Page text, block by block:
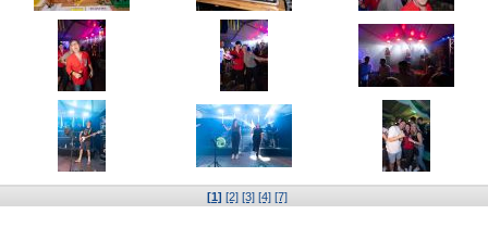
[1] [2] [3] [4] [7]